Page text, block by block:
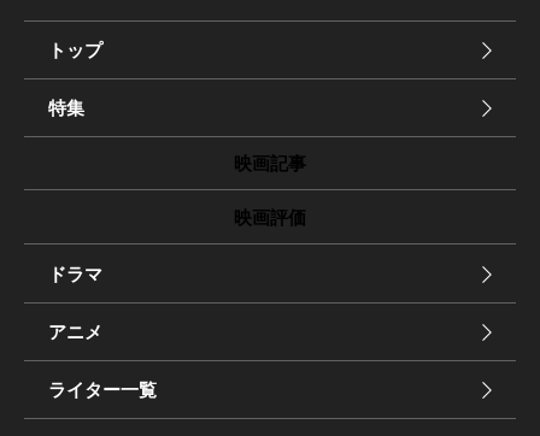
トップ
特集
映画記事
映画評価
ドラマ
アニメ
ライター一覧